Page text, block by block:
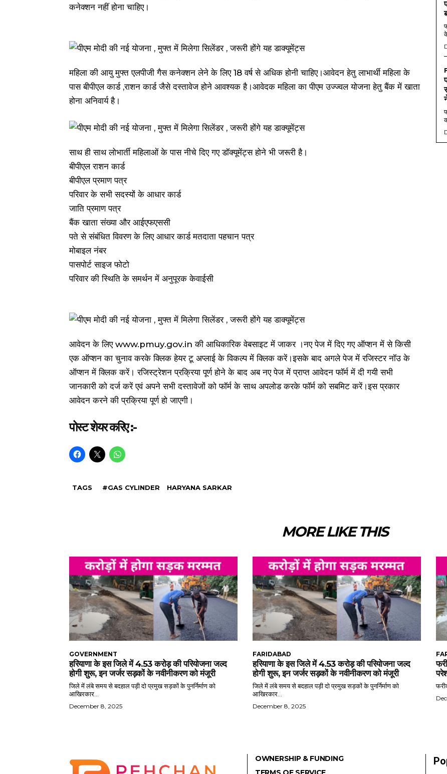
कनेक्शन नहीं होना चाहिए।
महिला की आयु मुफ्त एलपीजी गैस कनेक्शन लेने के लिए 18 वर्ष से अधिक होनी चाहिए।आवेदन हेतु लाभार्थी महिला के
पास बीपीएल कार्ड ,राशन कार्ड जैसे दस्तावेज होने आवश्यक है।आवेदक महिला का पीएम उज्ज्वल योजना हेतु बैंक में खाता
होना अनिवार्य है।
साथ ही साथ लोभार्ती महिलाओं के पास नीचे दिए गए डॉक्यूमेंट्स होने भी जरूरी है।
बीपीएल राशन कार्ड
बीपीएल प्रमाण पत्र
परिवार के सभी सदस्यों के आधार कार्ड
जाति प्रमाण पत्र
बैंक खाता संख्या और आईएफएससी
पते से संबंधित विवरण के लिए आधार कार्ड मतदाता पहचान पत्र
मोबाइल नंबर
पासपोर्ट साइज फोटो
परिवार की स्थिति के समर्थन में अनुपूरक केवाईसी
आवेदन के लिए www.pmuy.gov.in की आधिकारिक वेबसाइट में जाकर ।नए पेज में दिए गए ऑप्शन में से किसी
एक ऑप्शन का चुनाव करके क्लिक हेयर टू अप्लाई के विकल्प में क्लिक करें।इसके बाद अगले पेज में रजिस्टर नॉउ के
ऑप्शन में क्लिक करें। रजिस्ट्रेशन प्रक्रिया पूर्ण होने के बाद अब नए पेज में प्राप्त आवेदन फॉर्म में दी गयी सभी
जानकारी को दर्ज करें एवं अपने सभी दस्तावेजों को फॉर्म के साथ अपलोड करके फॉर्म को सबमिट करें।इस प्रकार
आवेदन करने की प्रक्रिया पूर्ण हो जाएगी।
पोस्ट शेयर करिए :-
TAGS #GAS CYLINDER HARYANA SARKAR
MORE LIKE THIS
GOVERNMENT
हरियाणा के इस जिले में 4.53 करोड़ की परियोजना जल्द
होगी शुरू, इन जर्जर सड़कों के नवीनीकरण को मंजूरी
जिले में लंबे समय से बदहाल पड़ी दो प्रमुख सड़कों के पुनर्निर्माण को
आखिरकार...
December 8, 2025
FARIDABAD
हरियाणा के इस जिले में 4.53 करोड़ की परियोजना जल्द
होगी शुरू, इन जर्जर सड़कों के नवीनीकरण को मंजूरी
जिले में लंबे समय से बदहाल पड़ी दो प्रमुख सड़कों के पुनर्निर्माण को
आखिरकार...
December 8, 2025
OWNERSHIP & FUNDING